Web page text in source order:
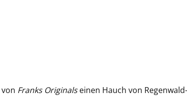
von Franks Originalseinen Hauch von